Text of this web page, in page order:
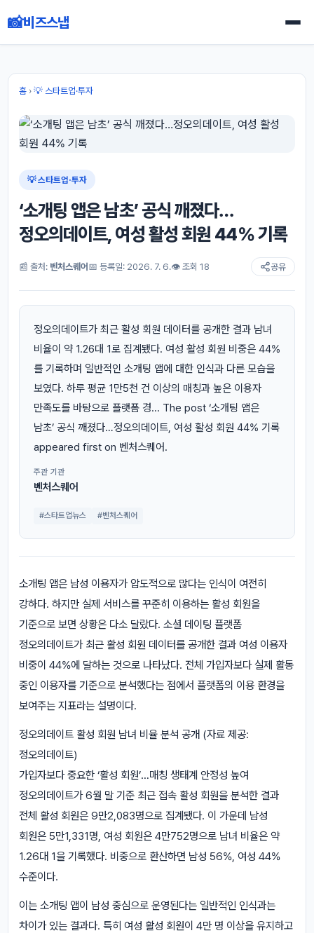
📸비즈스냅
홈› 💡 스타트업·투자
💡 스타트업·투자
‘소개팅 앱은 남초’ 공식 깨졌다…
정오의데이트, 여성 활성 회원 44% 기록
📰 출처: 벤처스퀘어📅 등록일: 2026. 7. 6.👁 조회 18 공유
정오의데이트가 최근 활성 회원 데이터를 공개한 결과 남녀
비율이 약 1.26대 1로 집계됐다. 여성 활성 회원 비중은 44%
를 기록하며 일반적인 소개팅 앱에 대한 인식과 다른 모습을
보였다. 하루 평균 1만5천 건 이상의 매칭과 높은 이용자
만족도를 바탕으로 플랫폼 경... The post ‘소개팅 앱은
남초’ 공식 깨졌다…정오의데이트, 여성 활성 회원 44% 기록
appeared first on 벤처스퀘어.
주관 기관
벤처스퀘어
#스타트업뉴스 #벤처스퀘어
소개팅 앱은 남성 이용자가 압도적으로 많다는 인식이 여전히
강하다. 하지만 실제 서비스를 꾸준히 이용하는 활성 회원을
기준으로 보면 상황은 다소 달랐다. 소셜 데이팅 플랫폼
정오의데이트가 최근 활성 회원 데이터를 공개한 결과 여성 이용자
비중이 44%에 달하는 것으로 나타났다. 전체 가입자보다 실제 활동
중인 이용자를 기준으로 분석했다는 점에서 플랫폼의 이용 환경을
보여주는 지표라는 설명이다.
정오의데이트 활성 회원 남녀 비율 분석 공개 (자료 제공:
정오의데이트)
가입자보다 중요한 ‘활성 회원’…매칭 생태계 안정성 높여
정오의데이트가 6월 말 기준 최근 접속 활성 회원을 분석한 결과
전체 활성 회원은 9만2,083명으로 집계됐다. 이 가운데 남성
회원은 5만1,331명, 여성 회원은 4만752명으로 남녀 비율은 약
1.26대 1을 기록했다. 비중으로 환산하면 남성 56%, 여성 44%
수준이다.
이는 소개팅 앱이 남성 중심으로 운영된다는 일반적인 인식과는
차이가 있는 결과다. 특히 여성 활성 회원이 4만 명 이상을 유지하고